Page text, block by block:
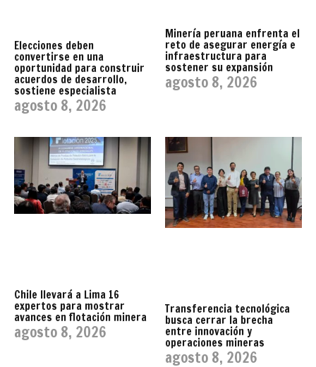
Elecciones deben
convertirse en una
oportunidad para construir
acuerdos de desarrollo,
sostiene especialista
agosto 8, 2026
Minería peruana enfrenta el
reto de asegurar energía e
infraestructura para
sostener su expansión
agosto 8, 2026
Chile llevará a Lima 16
expertos para mostrar
avances en flotación minera
agosto 8, 2026
Transferencia tecnológica
busca cerrar la brecha
entre innovación y
operaciones mineras
agosto 8, 2026